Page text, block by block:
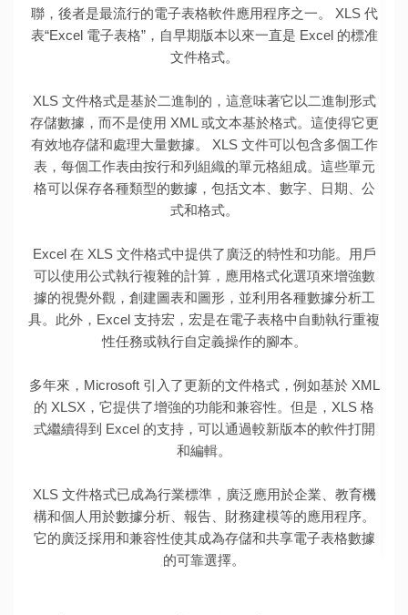
聯，後者是最流行的電子表格軟件應用程序之一。 XLS 代
表“Excel 電子表格”，自早期版本以來一直是 Excel 的標准
文件格式。
XLS 文件格式是基於二進制的，這意味著它以二進制形式
存儲數據，而不是使用 XML 或文本基於格式。這使得它更
有效地存儲和處理大量數據。 XLS 文件可以包含多個工作
表，每個工作表由按行和列組織的單元格組成。這些單元
格可以保存各種類型的數據，包括文本、數字、日期、公
式和格式。
Excel 在 XLS 文件格式中提供了廣泛的特性和功能。用戶
可以使用公式執行複雜的計算，應用格式化選項來增強數
據的視覺外觀，創建圖表和圖形，並利用各種數據分析工
具。此外，Excel 支持宏，宏是在電子表格中自動執行重複
性任務或執行自定義操作的腳本。
多年來，Microsoft 引入了更新的文件格式，例如基於 XML
的 XLSX，它提供了增強的功能和兼容性。但是，XLS 格
式繼續得到 Excel 的支持，可以通過較新版本的軟件打開
和編輯。
XLS 文件格式已成為行業標準，廣泛應用於企業、教育機
構和個人用於數據分析、報告、財務建模等的應用程序。
它的廣泛採用和兼容性使其成為存儲和共享電子表格數據
的可靠選擇。